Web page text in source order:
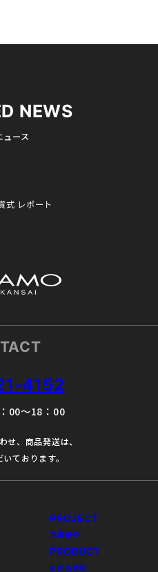
NEWS
ュース
式 レポート
4152
00～18：00
せ、商品発送は、
ております。
PROJECT
事業紹介
PRODUCT
新商品情報